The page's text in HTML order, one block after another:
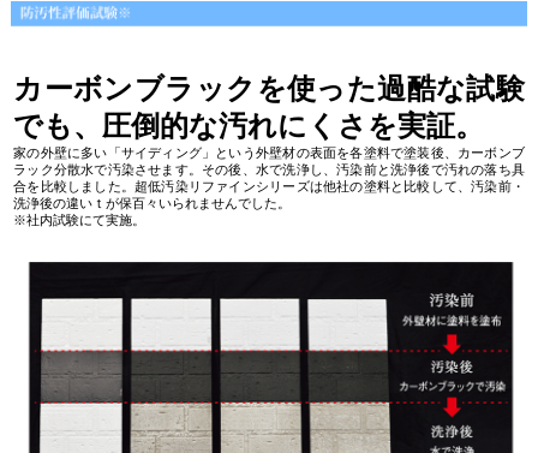
カーボンブラックを使った過酷な試験
でも、圧倒的な汚れにくさを実証。
家の外壁に多い「サイディング」という外壁材の表面を各塗料で塗装後、カーボンブ
ラック分散水で汚染させます。その後、水で洗浄し、汚染前と洗浄後で汚れの落ち具
合を比較しました。超低汚染リファインシリーズは他社の塗料と比較して、汚染前・
洗浄後の違いｔが保百々いられませんでした。
※社内試験にて実施。